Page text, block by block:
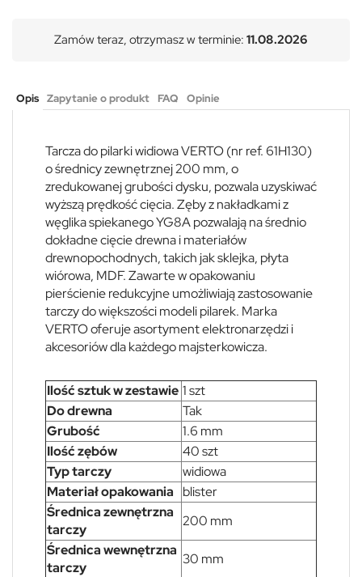
Zamów teraz, otrzymasz w terminie: 11.08.2026
Opis Zapytanie o produkt FAQ Opinie
Tarcza do pilarki widiowa VERTO (nr ref. 61H130)
o średnicy zewnętrznej 200 mm, o
zredukowanej grubości dysku, pozwala uzyskiwać
wyższą prędkość cięcia. Zęby z nakładkami z
węglika spiekanego YG8A pozwalają na średnio
dokładne cięcie drewna i materiałów
drewnopochodnych, takich jak sklejka, płyta
wiórowa, MDF. Zawarte w opakowaniu
pierścienie redukcyjne umożliwiają zastosowanie
tarczy do większości modeli pilarek. Marka
VERTO oferuje asortyment elektronarzędzi i
akcesoriów dla każdego majsterkowicza.
Ilość sztuk w zestawie 1 szt
Do drewna
Tak
Grubość
1.6 mm
Ilość zębów
40 szt
Typ tarczy
widiowa
Materiał opakowania
blister
Średnica zewnętrzna
tarczy
200 mm
Średnica wewnętrzna
tarczy
30 mm